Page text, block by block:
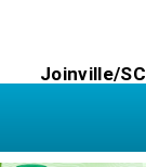
Joinville/SC